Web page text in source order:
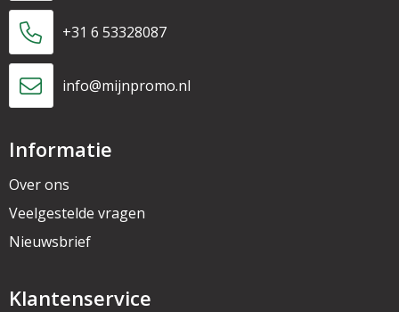
+31 6 53328087
info@mijnpromo.nl
Informatie
Over ons
Veelgestelde vragen
Nieuwsbrief
Klantenservice